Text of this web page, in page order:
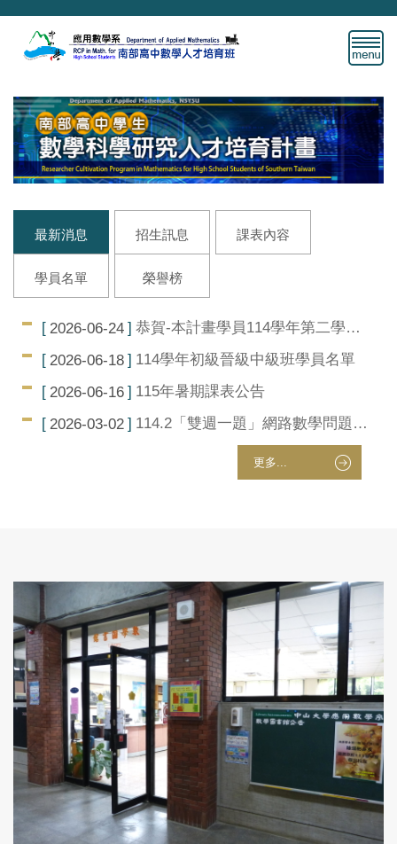
跳
容
區
最新消息 招生訊息 課表內容
學員名單 榮譽榜
2026-06-24
恭賀-本計畫學員114學年第二學期
雙週一題得獎
2026-06-18 114學年初級晉級中級班學員名單
2026-06-16 115年暑期課表公告
2026-03-02
114.2「雙週一題」網路數學問題徵
答競賽於2/27開始!
更多...